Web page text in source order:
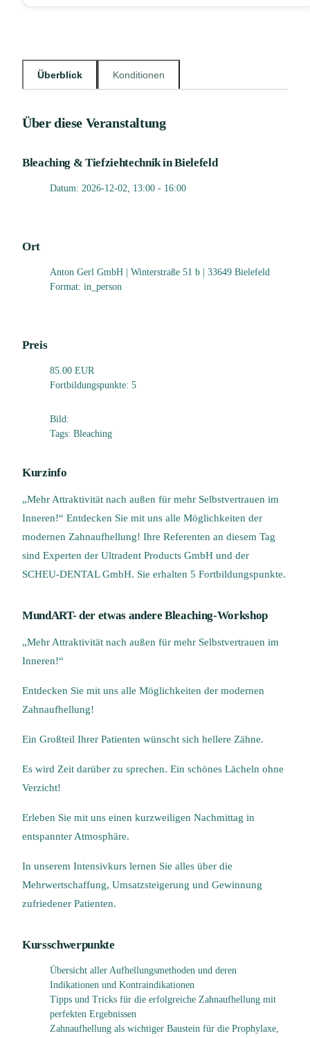
Überblick Konditionen
Über diese Veranstaltung
Bleaching & Tiefziehtechnik in Bielefeld
Datum: 2026-12-02, 13:00 - 16:00
Ort
Anton Gerl GmbH | Winterstraße 51 b | 33649 Bielefeld
Format: in_person
Preis
85.00 EUR
Fortbildungspunkte: 5
Bild:
Tags: Bleaching
Kurzinfo
„Mehr Attraktivität nach außen für mehr Selbstvertrauen im
Inneren!“ Entdecken Sie mit uns alle Möglichkeiten der
modernen Zahnaufhellung! Ihre Referenten an diesem Tag
sind Experten der Ultradent Products GmbH und der
SCHEU-DENTAL GmbH. Sie erhalten 5 Fortbildungspunkte.
MundART- der etwas andere Bleaching-Workshop
„Mehr Attraktivität nach außen für mehr Selbstvertrauen im
Inneren!“
Entdecken Sie mit uns alle Möglichkeiten der modernen
Zahnaufhellung!
Ein Großteil Ihrer Patienten wünscht sich hellere Zähne.
Es wird Zeit darüber zu sprechen. Ein schönes Lächeln ohne
Verzicht!
Erleben Sie mit uns einen kurzweiligen Nachmittag in
entspannter Atmosphäre.
In unserem Intensivkurs lernen Sie alles über die
Mehrwertschaffung, Umsatzsteigerung und Gewinnung
zufriedener Patienten.
Kursschwerpunkte
Übersicht aller Aufhellungsmethoden und deren
Indikationen und Kontraindikationen
Tipps und Tricks für die erfolgreiche Zahnaufhellung mit
perfekten Ergebnissen
Zahnaufhellung als wichtiger Baustein für die Prophylaxe,